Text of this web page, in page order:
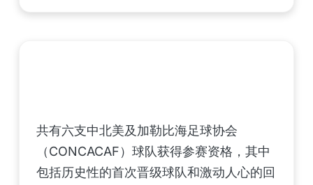
共有六支中北美及加勒比海足球协会
（CONCACAF）球队获得参赛资格，其中
包括历史性的首次晋级球队和激动人心的回